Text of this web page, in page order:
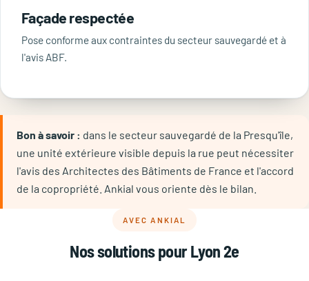
Façade respectée
Pose conforme aux contraintes du secteur sauvegardé et à
l'avis ABF.
Bon à savoir : dans le secteur sauvegardé de la Presqu'île,
une unité extérieure visible depuis la rue peut nécessiter
l'avis des Architectes des Bâtiments de France et l'accord
de la copropriété. Ankial vous oriente dès le bilan.
AVEC ANKIAL
Nos solutions pour Lyon 2e